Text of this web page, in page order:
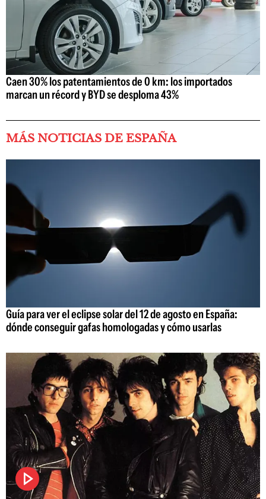
Caen 30% los patentamientos de 0 km: los importados
marcan un récord y BYD se desploma 43%
MÁS NOTICIAS DE ESPAÑA
Guía para ver el eclipse solar del 12 de agosto en España:
dónde conseguir gafas homologadas y cómo usarlas